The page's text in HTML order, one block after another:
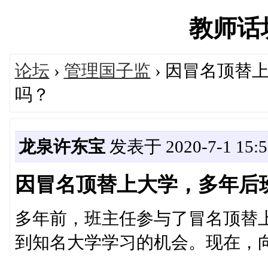
教师话
论坛 › 管理国子监 › 因冒名顶替
吗？
龙泉许东宝 发表于 2020-7-1
因冒名顶替上大学，多年
多年前，班主任参与了冒名顶替
到知名大学学习的机会。现在，